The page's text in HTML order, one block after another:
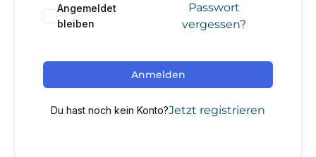
Angemeldet
bleiben
Passwort
vergessen?
Anmelden
Du hast noch kein Konto?Jetzt registrieren